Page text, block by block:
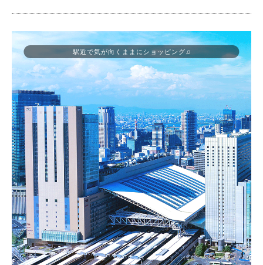
駅近で気が向くままにショッピング♫